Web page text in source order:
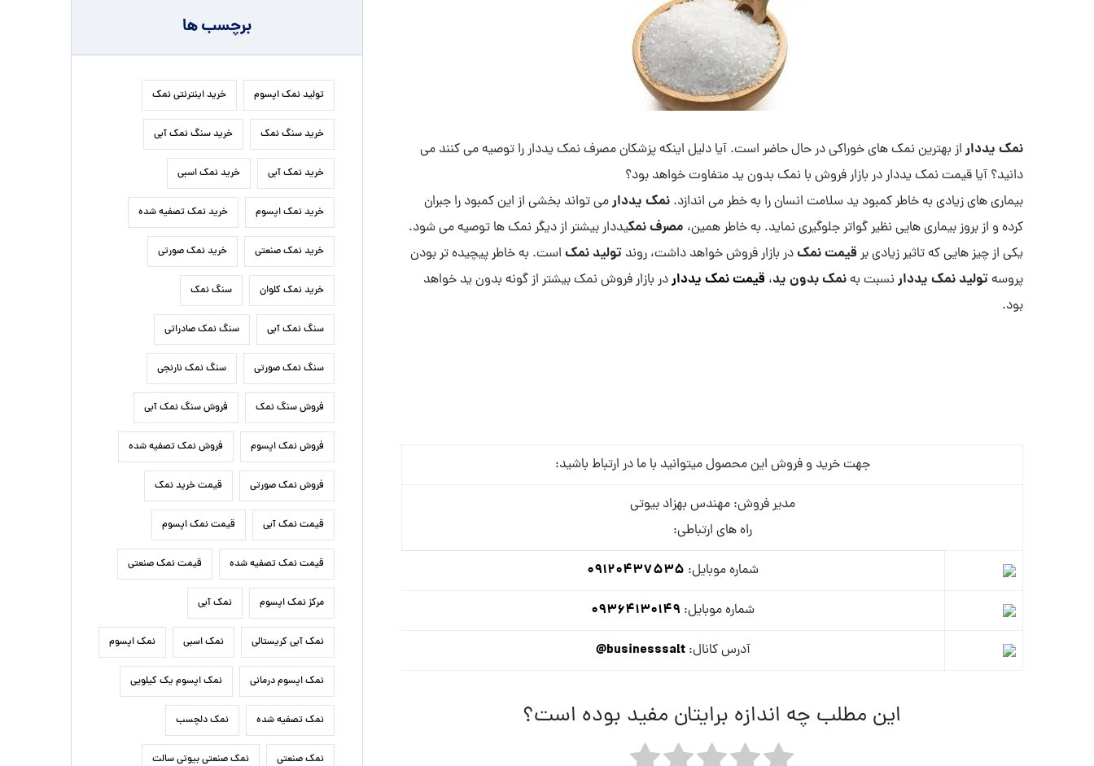
نمک یددار از بهترین نمک های خوراکی در حال حاضر است. آیا دلیل اینکه پزشکان مصرف نمک یددار را توصیه می کنند می
دانید؟ آیا قیمت نمک یددار در بازار فروش با نمک بدون ید متفاوت خواهد بود؟
بیماری های زیادی به خاطر کمبود ید سلامت انسان را به خطر می اندازد. نمک یددارمی تواند بخشی از این کمبود را جبران
کرده و از بروز بیماری هایی نظیر گواتر جلوگیری نماید. به خاطر همین، مصرف نمکیددار بیشتر از دیگر نمک ها توصیه می شود.
یکی از چیز هایی که تاثیر زیادی بر قیمت نمکدر بازار فروش خواهد داشت، روند تولید نمک است. به خاطر پیچیده تر بودن
پروسهتولید نمک یددار نسبت بهنمک بدون ید، قیمت نمک یدداردر بازار فروش نمک بیشتر از گونه بدون ید خواهد
بود.
جهت خرید و فروش این محصول میتوانید با ما در ارتباط باشید:
مدیر فروش: مهندس بهزاد بیوتی
راه های ارتباطی:
شماره موبایل: 09120437535
شماره موبایل: 09364130149
آدرس کانال:businesssalt@
این مطلب چه اندازه برایتان مفید بوده است؟
برچسب ها
تولید نمک اپسوم خرید اینترنتی نمک
خرید سنگ نمک خرید سنگ نمک آبی
خرید نمک آبی خرید نمک اسبی
خرید نمک اپسوم خرید نمک تصفیه شده
خرید نمک صنعتی خرید نمک صورتی
خرید نمک کلوان سنگ نمک
سنگ نمک آبی سنگ نمک صادراتی
سنگ نمک صورتی سنگ نمک نارنجی
فروش سنگ نمک فروش سنگ نمک آبی
فروش نمک اپسوم فروش نمک تصفیه شده
فروش نمک صورتی قیمت خرید نمک
قیمت نمک آبی قیمت نمک اپسوم
قیمت نمک تصفیه شده قیمت نمک صنعتی
مرکز نمک اپسوم نمک آبی
نمک آبی کریستالی نمک اسبی نمک اپسوم
نمک اپسوم درمانی نمک اپسوم یک کیلویی
نمک تصفیه شده نمک دلچسب
نمک صنعتی نمک صنعتی بیوتی سالت